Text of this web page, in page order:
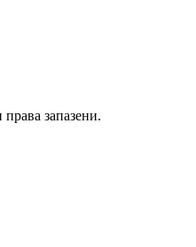
запазени.